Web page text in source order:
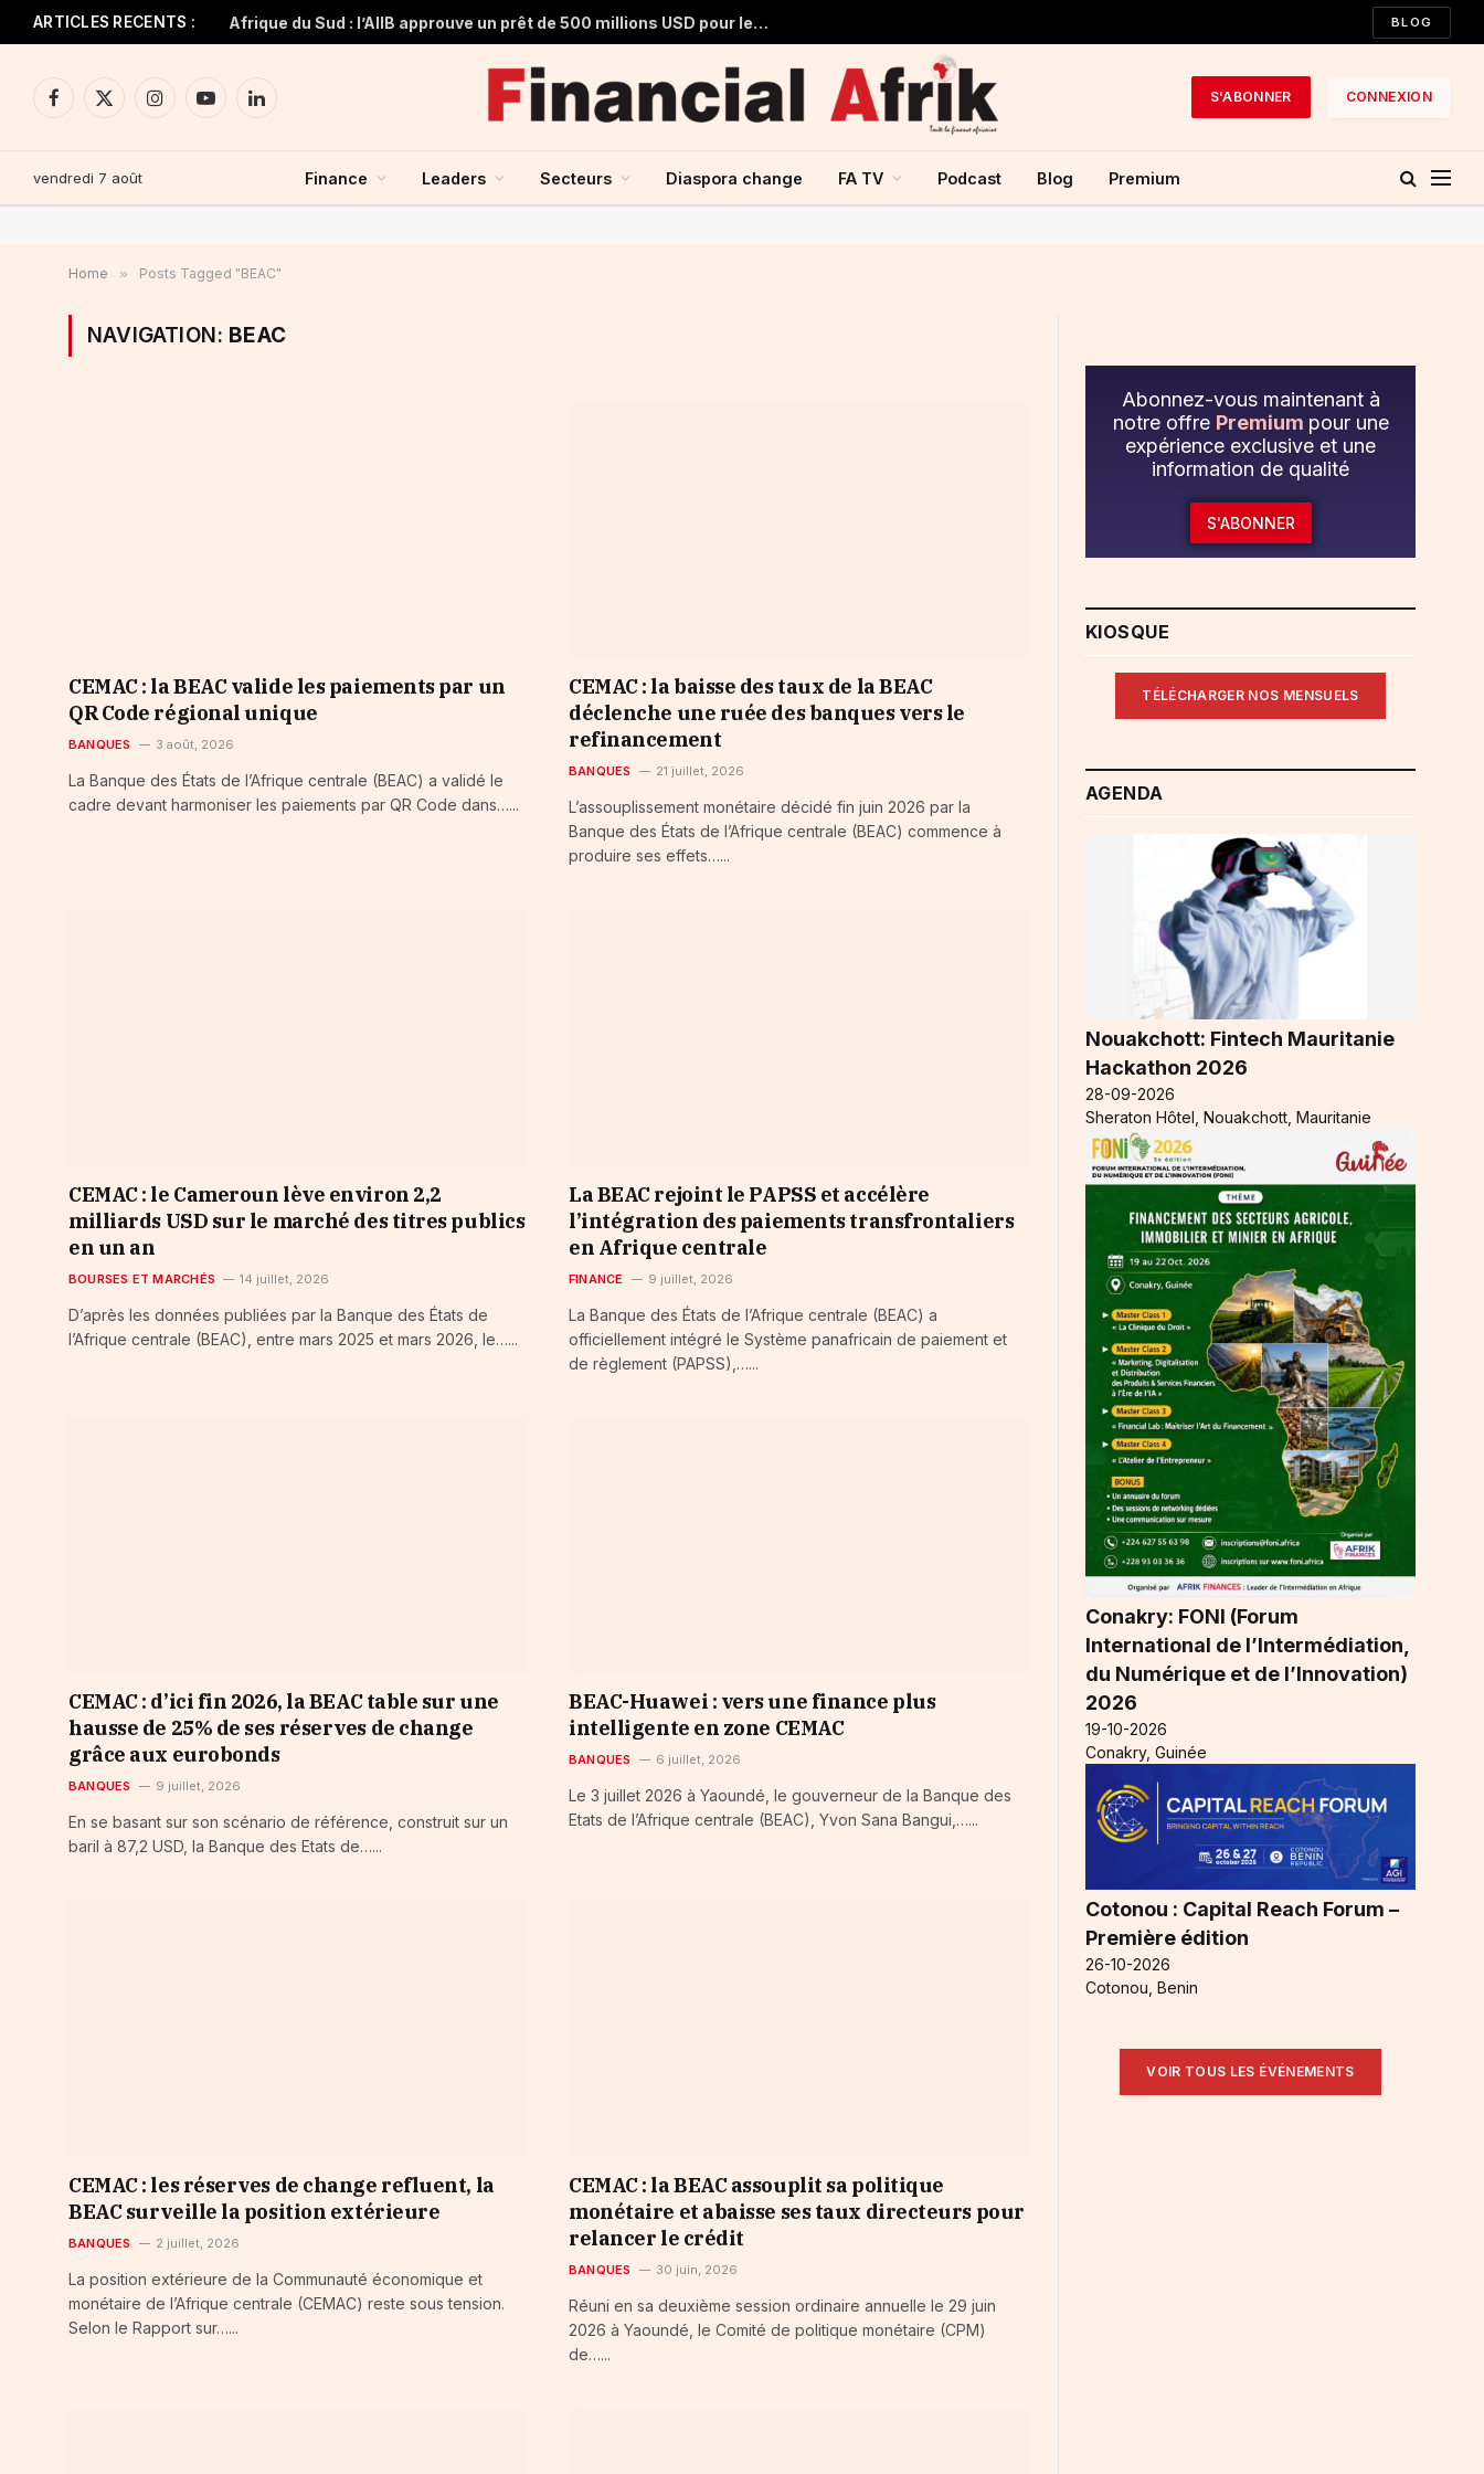
ARTICLES RECENTS : Afrique du Sud : l’AIIB approuve un prêt de 500 millions USD pour les services municipaux BLOG
Facebook
X
InstagramYouTubeLinkedIn
S'ABONNER CONNEXION
vendredi 7 août Finance Leaders Secteurs Diaspora change FA TV Podcast Blog Premium
Home » Posts Tagged "BEAC"
NAVIGATION: BEAC
CEMAC : la BEAC valide les paiements par un
QR Code régional unique
BANQUES 3 août, 2026
La Banque des États de l’Afrique centrale (BEAC) a validé le
cadre devant harmoniser les paiements par QR Code dans…...
CEMAC : la baisse des taux de la BEAC
déclenche une ruée des banques vers le
refinancement
BANQUES 21 juillet, 2026
L’assouplissement monétaire décidé fin juin 2026 par la
Banque des États de l’Afrique centrale (BEAC) commence à
produire ses effets…...
CEMAC : le Cameroun lève environ 2,2
milliards USD sur le marché des titres publics
en un an
BOURSES ET MARCHÉS 14 juillet, 2026
D’après les données publiées par la Banque des États de
l’Afrique centrale (BEAC), entre mars 2025 et mars 2026, le…...
La BEAC rejoint le PAPSS et accélère
l’intégration des paiements transfrontaliers
en Afrique centrale
FINANCE 9 juillet, 2026
La Banque des États de l’Afrique centrale (BEAC) a
officiellement intégré le Système panafricain de paiement et
de règlement (PAPSS),…...
CEMAC : d’ici fin 2026, la BEAC table sur une
hausse de 25% de ses réserves de change
grâce aux eurobonds
BANQUES 9 juillet, 2026
En se basant sur son scénario de référence, construit sur un
baril à 87,2 USD, la Banque des Etats de…...
BEAC-Huawei : vers une finance plus
intelligente en zone CEMAC
BANQUES 6 juillet, 2026
Le 3 juillet 2026 à Yaoundé, le gouverneur de la Banque des
Etats de l’Afrique centrale (BEAC), Yvon Sana Bangui,…...
CEMAC : les réserves de change refluent, la
BEAC surveille la position extérieure
BANQUES 2 juillet, 2026
La position extérieure de la Communauté économique et
monétaire de l’Afrique centrale (CEMAC) reste sous tension.
Selon le Rapport sur…...
CEMAC : la BEAC assouplit sa politique
monétaire et abaisse ses taux directeurs pour
relancer le crédit
BANQUES 30 juin, 2026
Réuni en sa deuxième session ordinaire annuelle le 29 juin
2026 à Yaoundé, le Comité de politique monétaire (CPM)
de…...
Abonnez-vous maintenant à
notre offre Premium pour une
expérience exclusive et une
information de qualité
S'ABONNER
KIOSQUE
TÉLÉCHARGER NOS MENSUELS
AGENDA
Nouakchott: Fintech Mauritanie
Hackathon 2026
28-09-2026
Sheraton Hôtel, Nouakchott, Mauritanie
Conakry: FONI (Forum
International de l’Intermédiation,
du Numérique et de l’Innovation)
2026
19-10-2026
Conakry, Guinée
Cotonou : Capital Reach Forum –
Première édition
26-10-2026
Cotonou, Benin
VOIR TOUS LES ÉVÉNEMENTS